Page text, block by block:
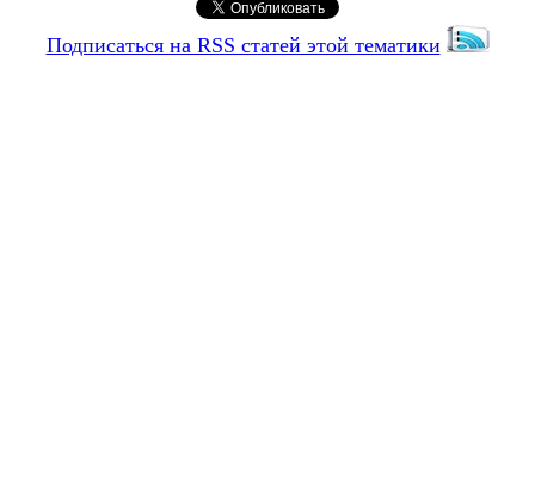
Подписаться на RSS статей этой тематики